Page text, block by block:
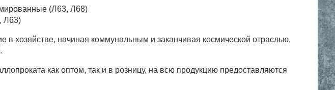
(Л63, Л68)
Л63)
хозяйстве, начиная коммунальным и заканчивая космической отраслью,
как оптом, так и в розницу, на всю продукцию предоставляются